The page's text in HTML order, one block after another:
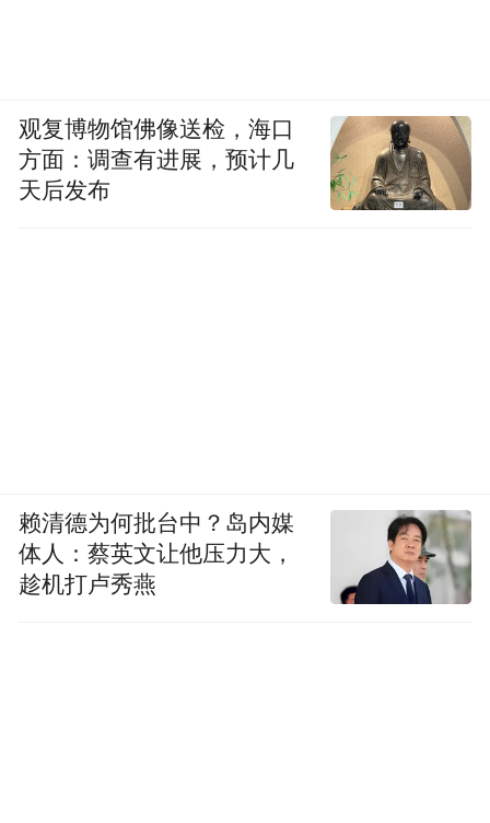
观复博物馆佛像送检，海口
方面：调查有进展，预计几
天后发布
赖清德为何批台中？岛内媒
体人：蔡英文让他压力大，
趁机打卢秀燕